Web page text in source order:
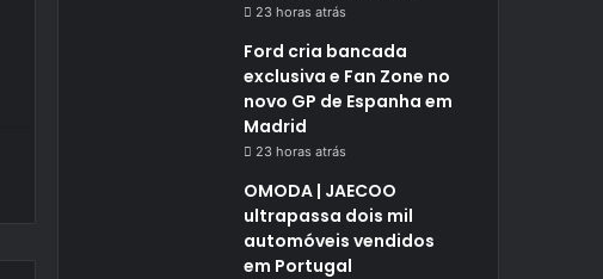
23 horas atrás
Ford cria bancada
exclusiva e Fan Zone no
novo GP de Espanha em
Madrid
23 horas atrás
OMODA | JAECOO
ultrapassa dois mil
automóveis vendidos
em Portugal